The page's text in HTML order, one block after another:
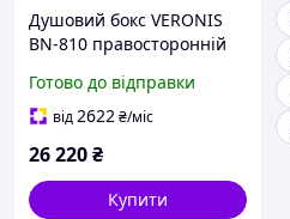
Душовий бокс VERONIS
BN-810 правосторонній
Готово до відправки
від2622₴/міс
26 220₴
Купити